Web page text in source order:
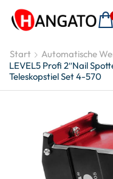
Start
Automatische
LEVEL5 Profi 2″Nail
Teleskopstiel Set 4-570